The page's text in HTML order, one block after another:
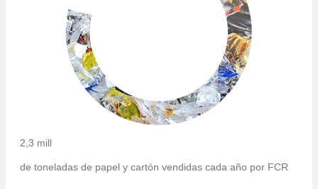
2,3 mill
de toneladas de papel y cartón vendidas cada año por FCR